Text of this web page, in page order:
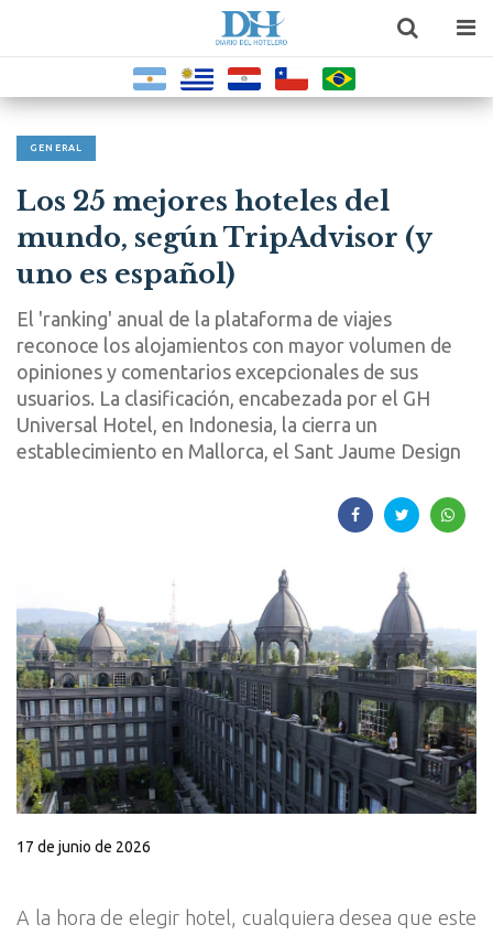
GENERAL
Los 25 mejores hoteles del
mundo, según TripAdvisor (y
uno es español)
El 'ranking' anual de la plataforma de viajes
reconoce los alojamientos con mayor volumen de
opiniones y comentarios excepcionales de sus
usuarios. La clasificación, encabezada por el GH
Universal Hotel, en Indonesia, la cierra un
establecimiento en Mallorca, el Sant Jaume Design
17 de junio de 2026
A la hora de elegir hotel, cualquiera desea que este